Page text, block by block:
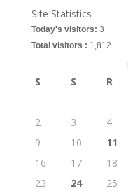
Site Statistics
Today's visitors: 3
Total visitors : 1,812
S S R
2
3 4
9
10 11
16
17 18
23
24 25